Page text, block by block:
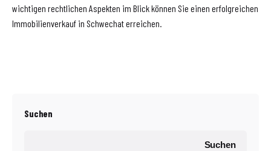
wichtigen rechtlichen Aspekten im Blick können Sie einen erfolgreichen
Immobilienverkauf in Schwechat erreichen.
Suchen
Suchen